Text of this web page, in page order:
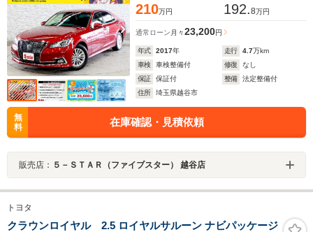
210万円 192.8万円
通常ローン 月々23,200円
年式 2017年 走行 4.7万km
車検
車検整備付 修復
なし
保証
保証付 整備
法定整備付
住所
埼玉県越谷市
無
料
在庫確認・見積依頼
販売店： ５－ＳＴＡＲ（ファイブスター） 越谷店
トヨタ
クラウンロイヤル 2.5 ロイヤルサルーン ナビパッケージ